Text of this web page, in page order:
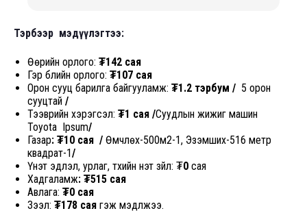
Тэрбээр мэдүүлэгтээ:
Өөрийн орлого: ₮142 сая
Гэр бүлийн орлого: ₮107 сая
Орон сууц барилга байгууламж: ₮1.2 тэрбум / 5 орон
сууцтай /
Тээврийн хэрэгсэл: ₮1 сая /Суудлын жижиг машин
Toyota Ipsum/
Газар: ₮10 сая / Өмчлөх-500м2-1, Эзэмших-516 метр
квадрат-1/
Үнэт эдлэл, урлаг, түүхийн үнэт зүйл: ₮0 сая
Хадгаламж: ₮515 сая
Авлага: ₮0 сая
Зээл: ₮178 сая гэж мэдүүлжээ.